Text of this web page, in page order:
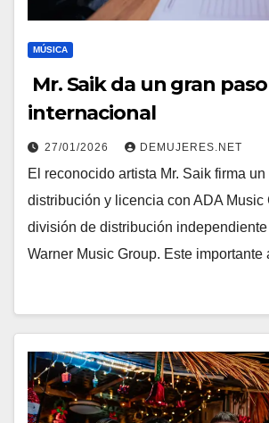
MÚSICA
Mr. Saik da un gran paso
internacional
27/01/2026 DEMUJERES.NET
El reconocido artista Mr. Saik firma
distribución y licencia con ADA Music
división de distribución
Warner Music Group. Este